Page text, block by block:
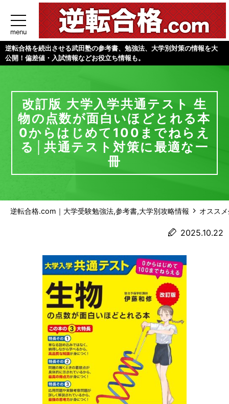
menu
逆転合格を続出させる武田塾の参考書、勉強法、大学別対策の情報を大
公開！偏差値・入試情報などお役立ち情報も。
改訂版 大学入学共通テスト 生
物の点数が面白いほどとれる本
0からはじめて100までねらえ
る│共通テスト対策に最適な一
冊
逆転合格.com｜大学受験勉強法,参考書,大学別攻略情報 オスス
2025.10.22